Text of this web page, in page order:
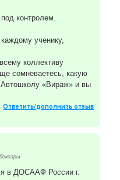
контролем.
ученику,
коллективу
сомневаетесь, какую
«Вираж» и вы
Ответить/дополнить отзыв
в ДОСААФ России г.